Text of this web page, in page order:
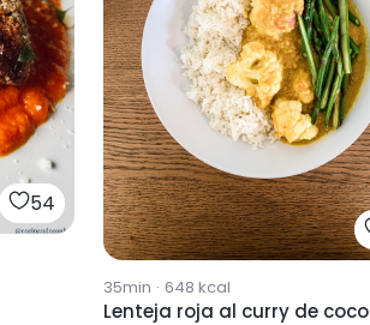
54
35min · 648 kcal
Lenteja roja al curry de coco